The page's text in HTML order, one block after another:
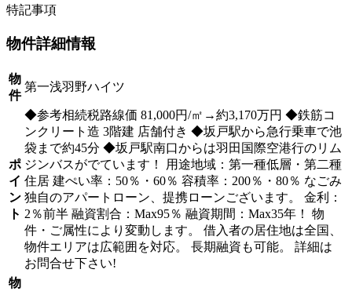
特記事項
物件詳細情報
物
件
第一浅羽野ハイツ
ポ
イ
ン
ト
◆参考相続税路線価 81,000円/㎡→約3,170万円 ◆鉄筋コ
ンクリート造 3階建 店舗付き ◆坂戸駅から急行乗車で池
袋まで約45分 ◆坂戸駅南口からは羽田国際空港行のリム
ジンバスがでています！ 用途地域：第一種低層・第二種
住居 建ぺい率：50％・60％ 容積率：200％・80％ なごみ
独自のアパートローン、提携ローンございます。 金利：
2％前半 融資割合：Max95％ 融資期間：Max35年！ 物
件・ご属性により変動します。 借入者の居住地は全国、
物件エリアは広範囲を対応。 長期融資も可能。 詳細は
お問合せ下さい!
物